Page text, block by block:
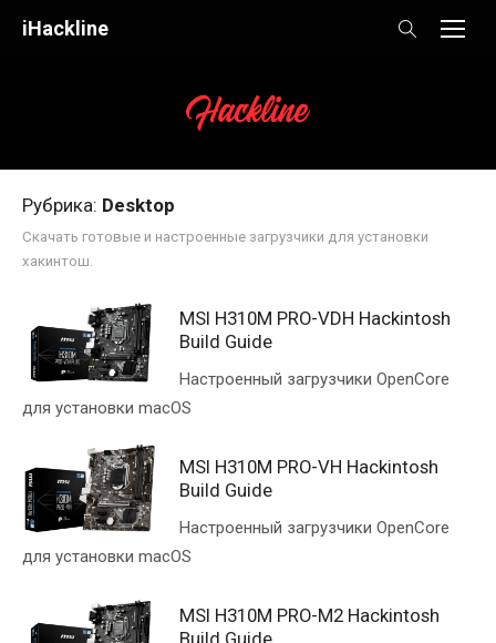
iHackline
Рубрика: Desktop
Скачать готовые и настроенные загрузчики для установки
хакинтош.
MSI H310M PRO-VDH Hackintosh
Build Guide
Настроенный загрузчики OpenCore
для установки macOS
MSI H310M PRO-VH Hackintosh
Build Guide
Настроенный загрузчики OpenCore
для установки macOS
MSI H310M PRO-M2 Hackintosh
Build Guide